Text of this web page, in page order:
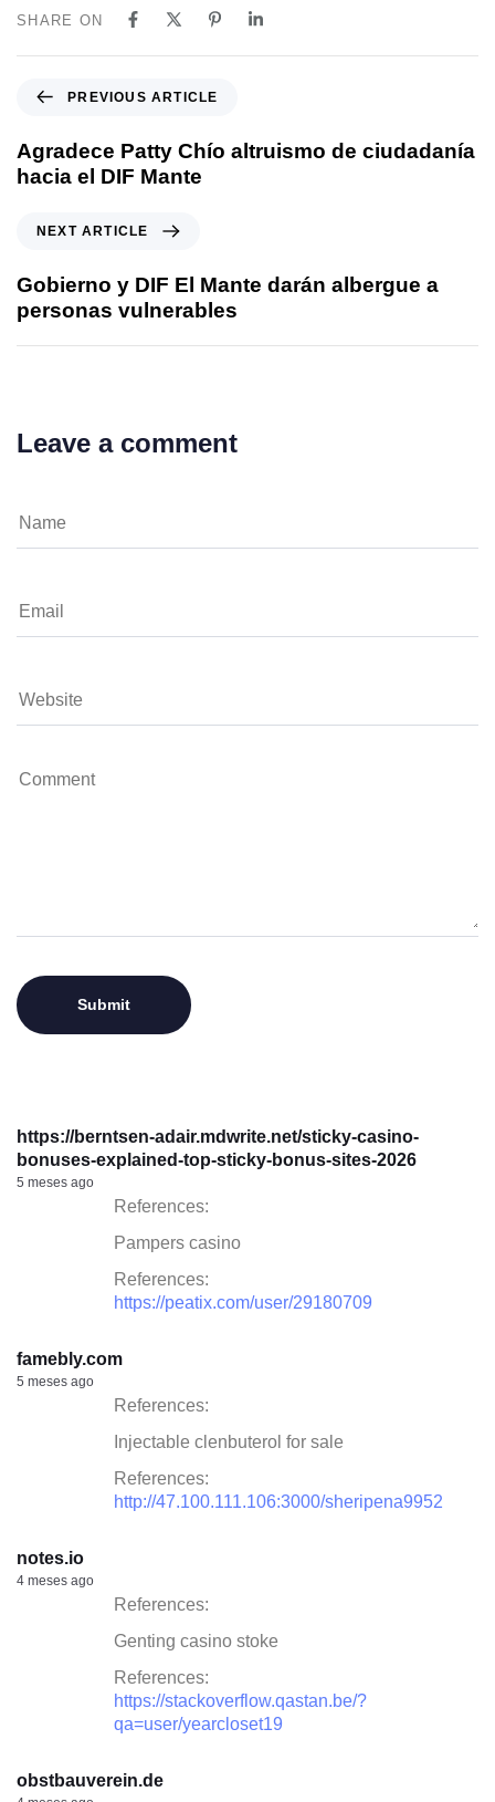
SHARE ON
PREVIOUS ARTICLE
Agradece Patty Chío altruismo de ciudadanía
hacia el DIF Mante
NEXT ARTICLE
Gobierno y DIF El Mante darán albergue a
personas vulnerables
Leave a comment
https://berntsen-adair.mdwrite.net/sticky-casino-
bonuses-explained-top-sticky-bonus-sites-2026
5 meses ago
References:
Pampers casino
References:
https://peatix.com/user/29180709
famebly.com
5 meses ago
References:
Injectable clenbuterol for sale
References:
http://47.100.111.106:3000/sheripena9952
notes.io
4 meses ago
References:
Genting casino stoke
References:
https://stackoverflow.qastan.be/?
qa=user/yearcloset19
obstbauverein.de